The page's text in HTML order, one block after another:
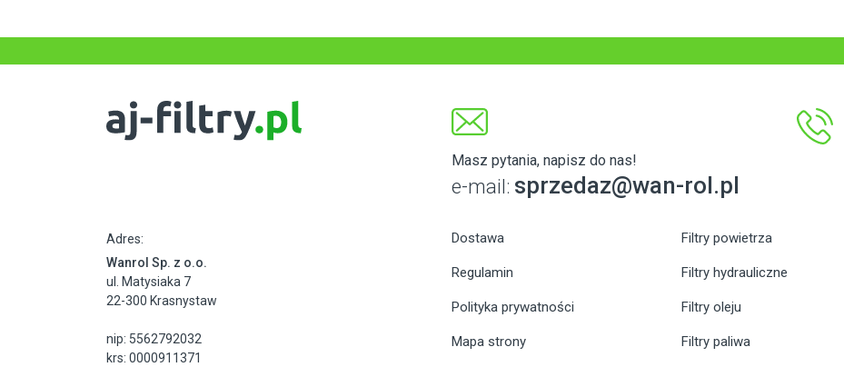
Masz pytania, napisz do nas!
e-mail: sprzedaz@wan-rol.pl
Adres:
Wanrol Sp. z o.o.
ul. Matysiaka 7
22-300 Krasnystaw
nip: 5562792032
krs: 0000911371
Dostawa
Regulamin
Polityka prywatności
Mapa strony
Filtry powietrza
Filtry hydrauliczne
Filtry oleju
Filtry paliwa